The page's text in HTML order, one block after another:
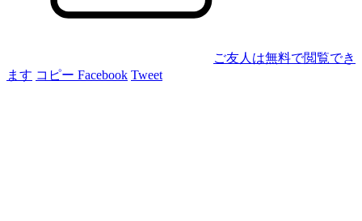
ご友人は無料で閲覧でき
ます コピー Facebook Tweet